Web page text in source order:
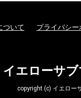
ついて プライバシー
イエローサブ
copyright (c) イエロー